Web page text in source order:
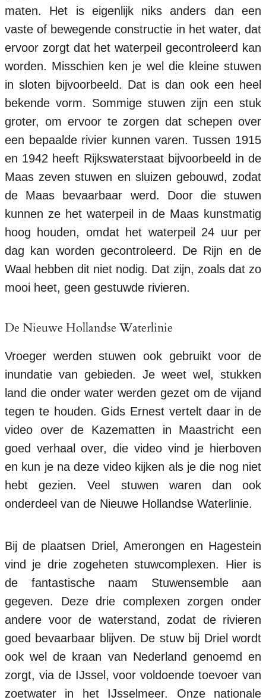
maten. Het is eigenlijk niks anders dan een
vaste of bewegende constructie in het water, dat
ervoor zorgt dat het waterpeil gecontroleerd kan
worden. Misschien ken je wel die kleine stuwen
in sloten bijvoorbeeld. Dat is dan ook een heel
bekende vorm. Sommige stuwen zijn een stuk
groter, om ervoor te zorgen dat schepen over
een bepaalde rivier kunnen varen. Tussen 1915
en 1942 heeft Rijkswaterstaat bijvoorbeeld in de
Maas zeven stuwen en sluizen gebouwd, zodat
de Maas bevaarbaar werd. Door die stuwen
kunnen ze het waterpeil in de Maas kunstmatig
hoog houden, omdat het waterpeil 24 uur per
dag kan worden gecontroleerd. De Rijn en de
Waal hebben dit niet nodig. Dat zijn, zoals dat zo
mooi heet, geen gestuwde rivieren.
De Nieuwe Hollandse Waterlinie
Vroeger werden stuwen ook gebruikt voor de
inundatie van gebieden. Je weet wel, stukken
land die onder water werden gezet om de vijand
tegen te houden. Gids Ernest vertelt daar in de
video over de Kazematten in Maastricht een
goed verhaal over, die video vind je hierboven
en kun je na deze video kijken als je die nog niet
hebt gezien. Veel stuwen waren dan ook
onderdeel van de Nieuwe Hollandse Waterlinie.
Bij de plaatsen Driel, Amerongen en Hagestein
vind je drie zogeheten stuwcomplexen. Hier is
de fantastische naam Stuwensemble aan
gegeven. Deze drie complexen zorgen onder
andere voor de waterstand, zodat de rivieren
goed bevaarbaar blijven. De stuw bij Driel wordt
ook wel de kraan van Nederland genoemd en
zorgt, via de IJssel, voor voldoende toevoer van
zoetwater in het IJsselmeer. Onze nationale